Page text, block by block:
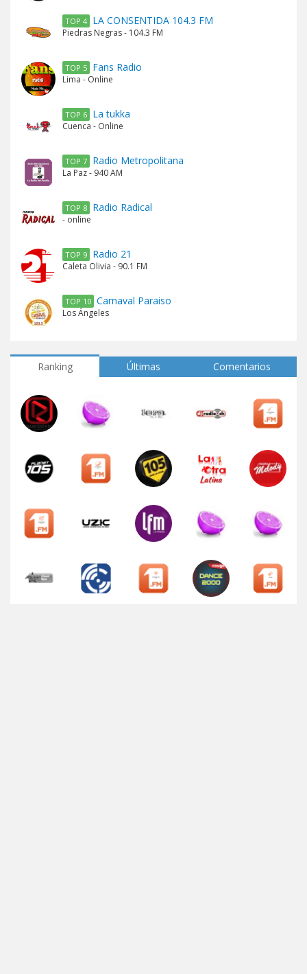
TOP 4 LA CONSENTIDA 104.3 FM
Piedras Negras - 104.3 FM
TOP 5 Fans Radio
Lima - Online
TOP 6 La tukka
Cuenca - Online
TOP 7 Radio Metropolitana
La Paz - 940 AM
TOP 8 Radio Radical
- online
TOP 9 Radio 21
Caleta Olivia - 90.1 FM
TOP 10 Carnaval Paraiso
Los Ángeles
Ranking Últimas Comentarios